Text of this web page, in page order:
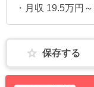
・月収 19.5万円
保存する